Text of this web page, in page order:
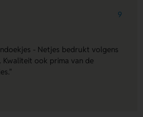
9
- Netjes bedrukt volgens
ook prima van de